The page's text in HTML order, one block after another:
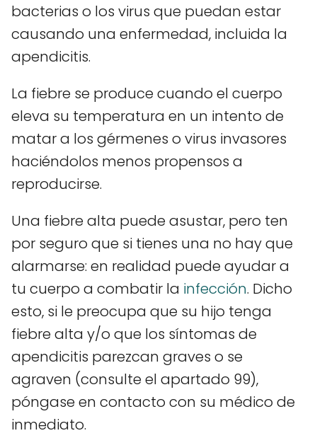
bacterias o los virus que puedan estar
causando una enfermedad, incluida la
apendicitis.
La fiebre se produce cuando el cuerpo
eleva su temperatura en un intento de
matar a los gérmenes o virus invasores
haciéndolos menos propensos a
reproducirse.
Una fiebre alta puede asustar, pero ten
por seguro que si tienes una no hay que
alarmarse: en realidad puede ayudar a
tu cuerpo a combatir la infección. Dicho
esto, si le preocupa que su hijo tenga
fiebre alta y/o que los síntomas de
apendicitis parezcan graves o se
agraven (consulte el apartado 99),
póngase en contacto con su médico de
inmediato.